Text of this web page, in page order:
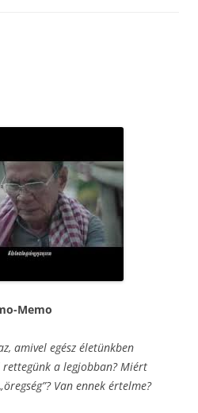
Memo
amivel egész életünkben
a legjobban? Miért
Van ennek értelme?